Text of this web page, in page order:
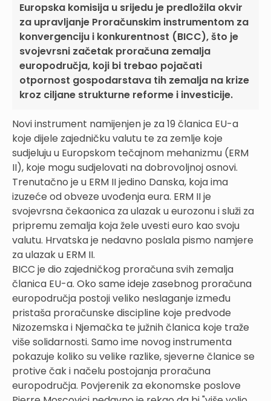
Europska komisija u srijedu je predložila okvir
za upravljanje Proračunskim instrumentom za
konvergenciju i konkurentnost (BICC), što je
svojevrsni začetak proračuna zemalja
europodručja, koji bi trebao pojačati
otpornost gospodarstava tih zemalja na krize
kroz ciljane strukturne reforme i investicije.
Novi instrument namijenjen je za 19 članica EU-a
koje dijele zajedničku valutu te za zemlje koje
sudjeluju u Europskom tečajnom mehanizmu (ERM
II), koje mogu sudjelovati na dobrovoljnoj osnovi.
Trenutačno je u ERM II jedino Danska, koja ima
izuzeće od obveze uvođenja eura. ERM II je
svojevrsna čekaonica za ulazak u eurozonu i služi za
pripremu zemalja koja žele uvesti euro kao svoju
valutu. Hrvatska je nedavno poslala pismo namjere
za ulazak u ERM II.
BICC je dio zajedničkog proračuna svih zemalja
članica EU-a. Oko same ideje zasebnog proračuna
europodručja postoji veliko neslaganje između
pristaša proračunske discipline koje predvode
Nizozemska i Njemačka te južnih članica koje traže
više solidarnosti. Samo ime novog instrumenta
pokazuje koliko su velike razlike, sjeverne članice se
protive čak i načelu postojanja proračuna
europodručja. Povjerenik za ekonomske poslove